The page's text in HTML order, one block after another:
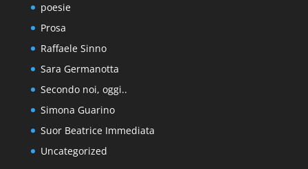
poesie
Prosa
Raffaele Sinno
Sara Germanotta
Secondo noi, oggi..
Simona Guarino
Suor Beatrice Immediata
Uncategorized